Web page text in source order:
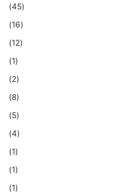
(45)
(16)
(12)
(1)
(2)
(8)
(5)
(4)
(1)
(1)
(1)